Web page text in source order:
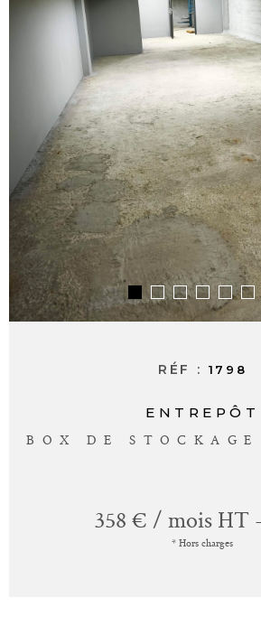
RÉF : 1798
ENTREPÔT
BOX DE
358 € / mois HT
* Hors charges